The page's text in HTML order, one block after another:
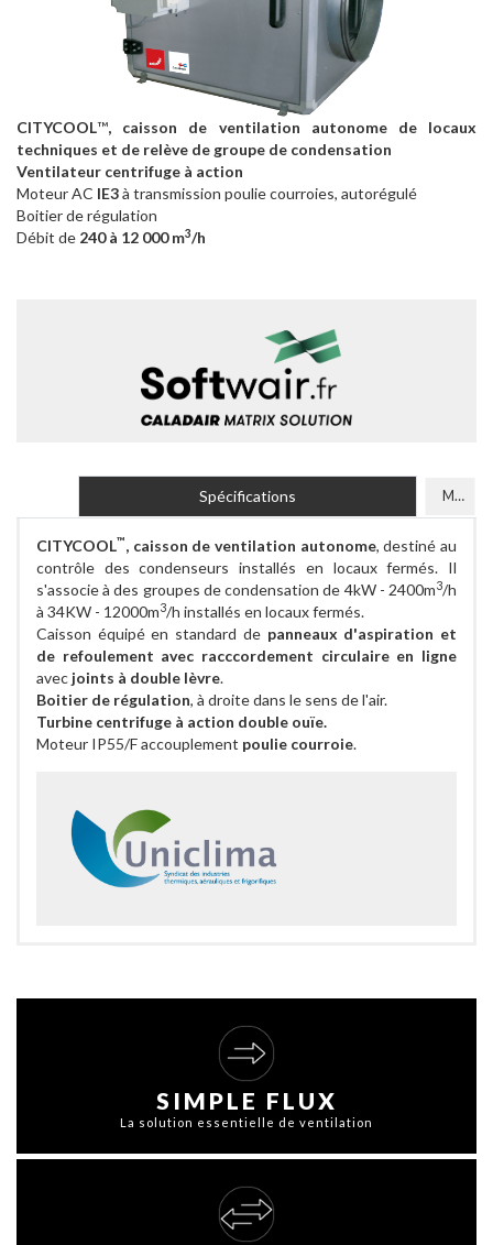
SIMPLE FLUX
La solution essentielle de ventilation
CITYCOOL™, caisson de ventilation autonome de locaux
techniques et de relève de groupe de condensation
Ventilateur centrifuge à action
Moteur AC IE3à transmission poulie courroies, autorégulé
Boitier de régulation
Débit de 240 à 12 000 m3/h
Spécifications Modèles
CITYCOOL™, caisson de ventilation autonome, destiné au
contrôle des condenseurs installés en locaux fermés. Il
s'associe à des groupes de condensation de 4kW - 2400m3/h
à 34KW - 12000m3/h installés en locaux fermés.
Caisson équipé en standard de panneaux d'aspiration et
de refoulement avec racccordement circulaire en ligne
avec joints à double lèvre.
Boitier de régulation, à droite dans le sens de l'air.
Turbine centrifuge à action double ouïe.
Moteur IP55/F accouplement poulie courroie.